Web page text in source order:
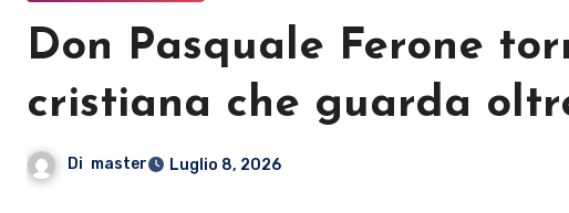
Don Pasquale Ferone
cristiana che guarda
Di master Luglio 8, 2026